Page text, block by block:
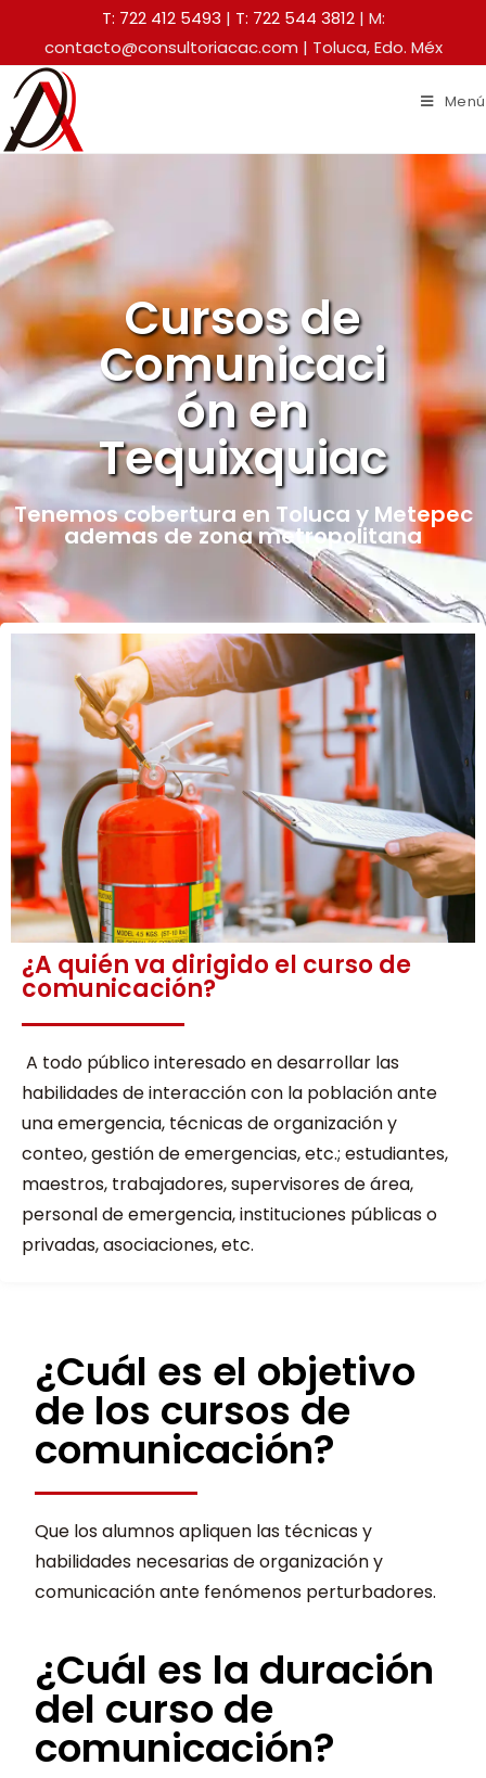
T: 722 412 5493 | T: 722 544 3812| M:
contacto@consultoriacac.com | Toluca, Edo. Méx
Menú
Cursos de
Comunicaci
ón en
Tequixquiac
Tenemos cobertura en Toluca y Metepec
ademas de zona metropolitana
¿A quién va dirigido el curso de
comunicación?
A todo público interesado en desarrollar las
habilidades de interacción con la población ante
una emergencia, técnicas de organización y
conteo, gestión de emergencias, etc.; estudiantes,
maestros, trabajadores, supervisores de área,
personal de emergencia, instituciones públicas o
privadas, asociaciones, etc.
¿Cuál es el objetivo
de los cursos de
comunicación?
Que los alumnos apliquen las técnicas y
habilidades necesarias de organización y
comunicación ante fenómenos perturbadores.
¿Cuál es la duración
del curso de
comunicación?